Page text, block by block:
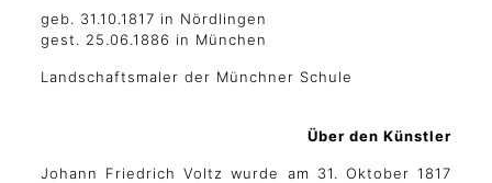
geb. 31.10.1817 in Nördlingen
gest. 25.06.1886 in München
Landschaftsmaler der Münchner Schule
Über den Künstler
Johann Friedrich Voltz wurde am 31. Oktober 1817